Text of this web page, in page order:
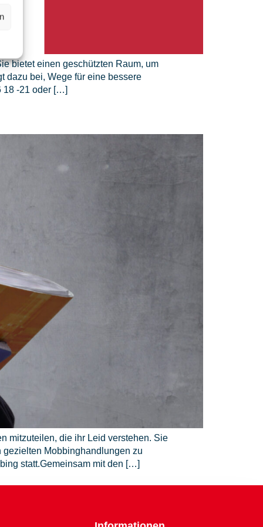
bietet einen geschützten Raum, um
dazu bei, Wege für eine bessere
18 -21 oder […]
mitzuteilen, die ihr Leid verstehen. Sie
Mobbinghandlungen zu
statt.Gemeinsam mit den […]